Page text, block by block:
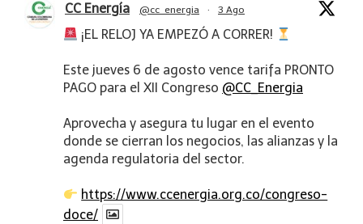
CC Energía @cc_energia · 3 Ago
¡EL RELOJ YA EMPEZÓ A CORRER!
Este jueves 6 de agosto vence tarifa PRONTO
PAGO para el XII Congreso @CC_Energia
Aprovecha y asegura tu lugar en el evento
donde se cierran los negocios, las alianzas y la
agenda regulatoria del sector.
https://www.ccenergia.org.co/congreso-
doce/